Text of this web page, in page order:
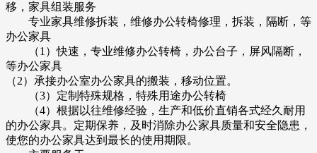
移，家具组装服务
专业家具维修拆装，维修办公转椅修理，拆装，隔断，等
办公家具
（1）快速，专业维修办公转椅，办公台子，屏风隔断，
等办公家具
（2）承接办公室办公家具的搬装，移动位置。
（3）定制特殊规格，特殊用途办公转椅
（4）根据以往维修经验，生产和低价直销各式经久耐用
的办公家具。定期保养，及时消除办公家具质量和安全隐患，
使您的办公家具达到最长的使用期限。